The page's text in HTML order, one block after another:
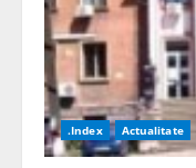
.Index Actualitate